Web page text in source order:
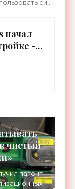
силу
начал
-
чистый
патент